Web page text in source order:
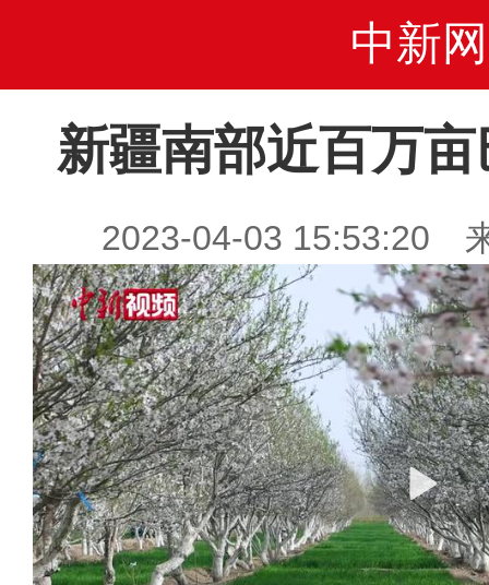
中新网
新疆南部近百万
2023-04-03 15:53:20